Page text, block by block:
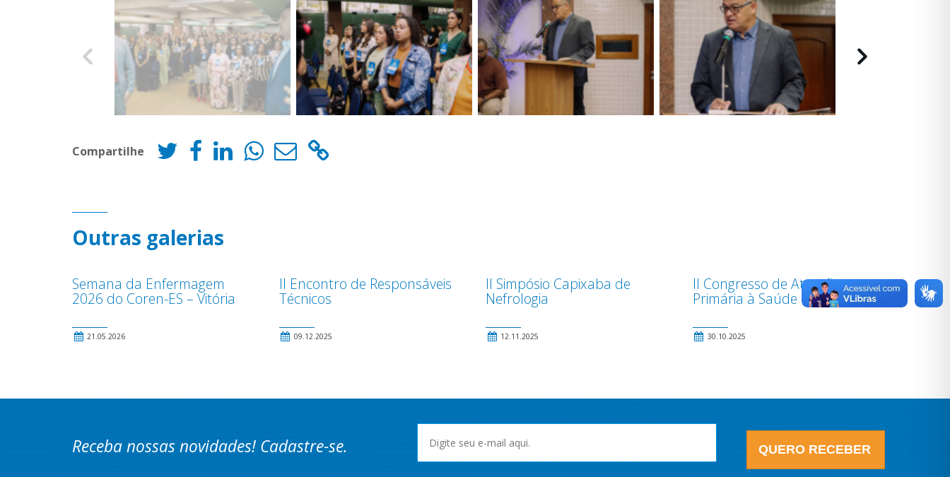
Compartilhe
Outras galerias
Semana da Enfermagem
2026 do Coren-ES – Vitória
21.05.2026
II Encontro de Responsáveis
Técnicos
09.12.2025
II Simpósio Capixaba de
Nefrologia
12.11.2025
II Congresso de Atenção
Primária à Saúde
30.10.2025
Receba nossas novidades! Cadastre-se. QUERO RECEBER